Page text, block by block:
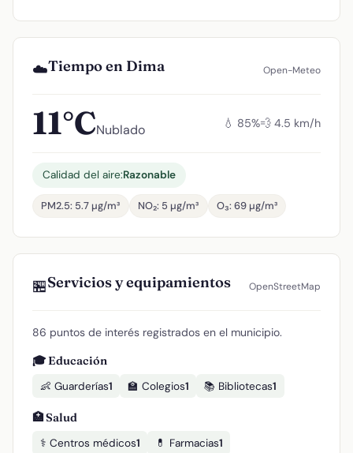
☁️Tiempo en Dima Open-Meteo
11°CNublado 💧 85%💨 4.5 km/h
Calidad del aire:Razonable
PM2.5: 5.7 µg/m³ NO₂: 5 µg/m³ O₃: 69 µg/m³
🏪Servicios y equipamientos OpenStreetMap
86 puntos de interés registrados en el municipio.
🎓 Educación
👶 Guarderías1 🏫 Colegios1 📚 Bibliotecas1
🏥 Salud
⚕️ Centros médicos1 💊 Farmacias1